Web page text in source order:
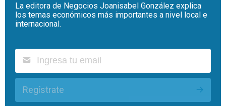
La editora de Negocios Joanisabel González explica
los temas económicos más importantes a nivel local e
internacional.
Regístrate